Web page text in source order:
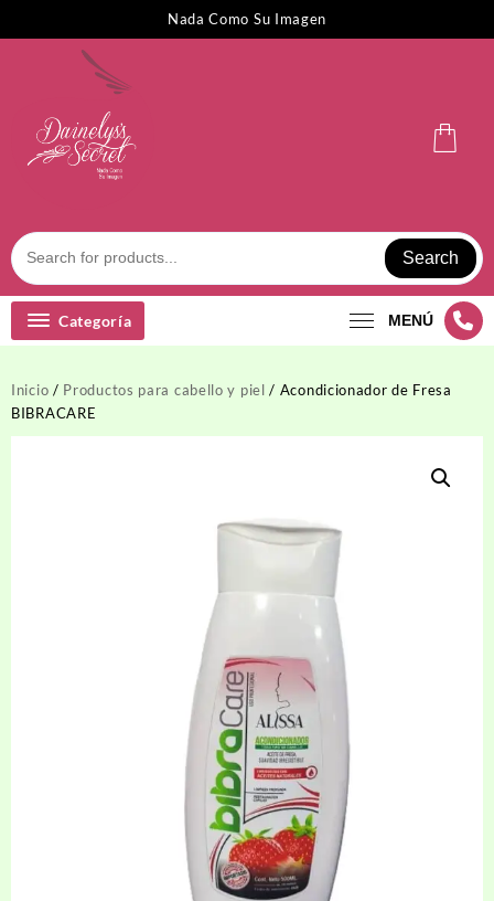
Nada Como Su Imagen
Search
Categoría MENÚ
Inicio / Productos para cabello y piel / Acondicionador de Fresa
BIBRACARE